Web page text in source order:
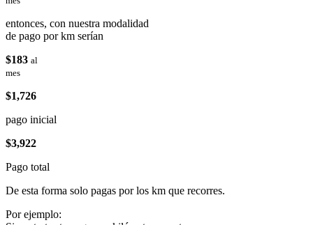
entonces, con nuestra modalidad
de pago por km serían
$183 al
mes
$1,726
pago inicial
$3,922
Pago total
De esta forma solo pagas por los km que recorres.
Por ejemplo: